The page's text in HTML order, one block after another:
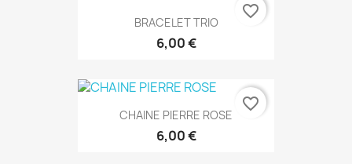
BRACELET TRIO
6,00 €
favorite_border
CHAINE PIERRE ROSE
6,00 €
favorite_border